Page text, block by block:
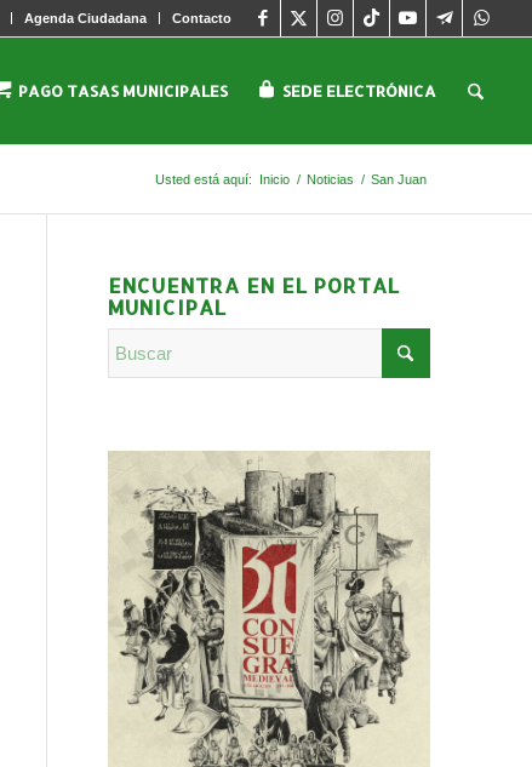
Agenda Ciudadana Contacto
PAGO TASAS MUNICIPALES SEDE ELECTRÓNICA
Usted está aquí: Inicio / Noticias / San Juan
ENCUENTRA EN EL PORTAL
MUNICIPAL